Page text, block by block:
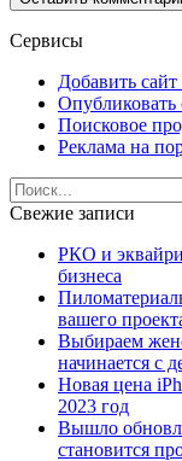
Сервисы
Добавить сайт
Опубликовать
Поисковое
Реклама на
Свежие записи
РКО и
бизнеса
вашего
Выбираем
начинается с
Новая цена
2023 год
Вышло
становится